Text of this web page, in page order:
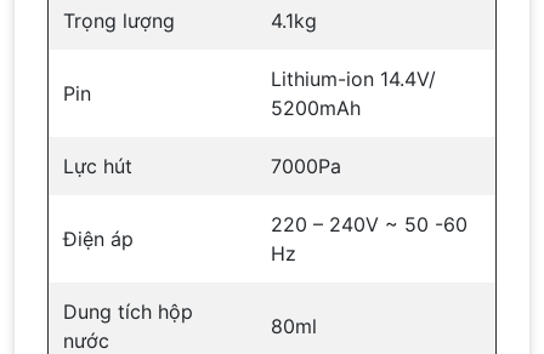
Trọng lượng 4.1kg
Pin
Lithium-ion 14.4V/
5200mAh
Lực hút 7000Pa
Điện áp
220 – 240V ~ 50 -60
Hz
Dung tích hộp
nước
80ml